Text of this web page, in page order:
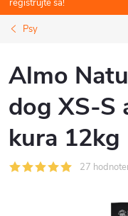
registrujte sa!
Psy
Almo
dog XS-S
kura 12kg
27